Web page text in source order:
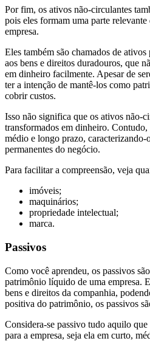
Por fim, os ativos não-circulantes
pois eles formam uma parte
empresa.
Eles também são chamados de
aos bens e direitos duradouros, que
em dinheiro facilmente. Apesar de
ter a intenção de mantê-los como
cobrir custos.
Isso não significa que os ativos não-
transformados em dinheiro.
médio e longo prazo, caracterizando-
permanentes do negócio.
Para facilitar a compreensão, veja
imóveis;
maquinários;
propriedade intelectual;
marca.
Passivos
Como você aprendeu, os passivos
patrimônio líquido de uma empresa.
bens e direitos da companhia,
positiva do patrimônio, os passivos
Considera-se passivo tudo aquilo
para a empresa, seja ela em curto,